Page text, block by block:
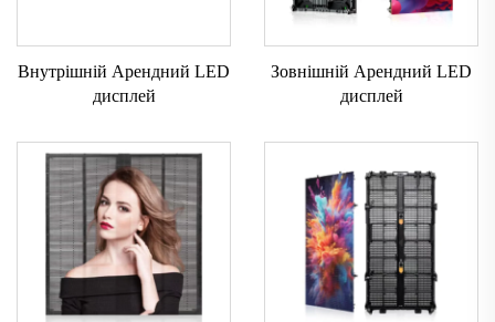
Внутрішній Арендний LED
дисплей
Зовнішній Арендний LED
дисплей